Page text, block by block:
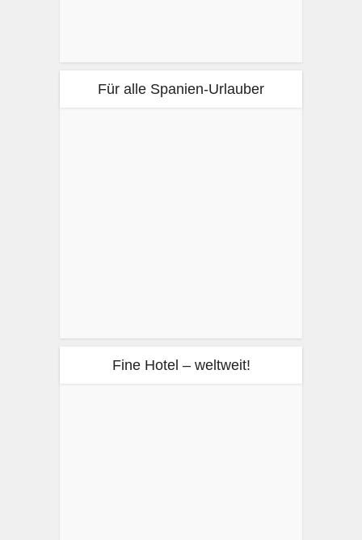
Für alle Spanien-Urlauber
Fine Hotel – weltweit!